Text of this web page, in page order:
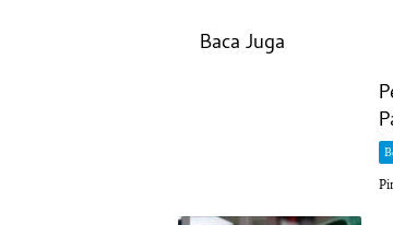
Baca Juga